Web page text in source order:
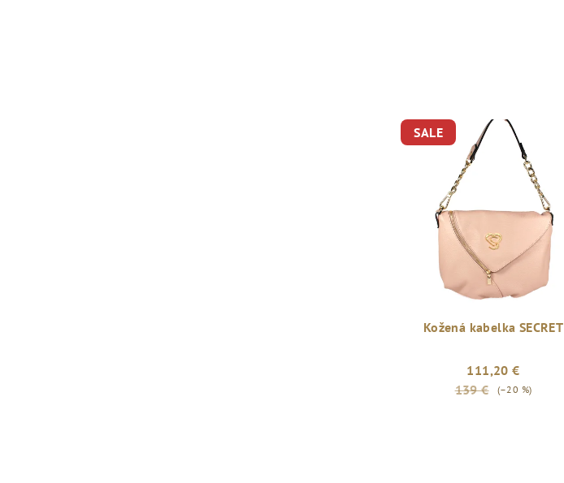
SALE
Kožená kabelka SECRET
111,20 €
139 €
(–20 %)